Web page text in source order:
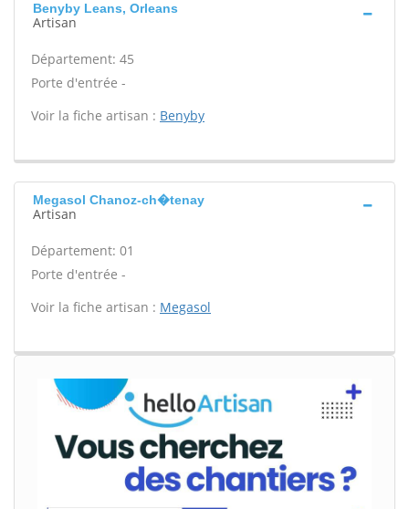
Benyby Leans, Orleans
Artisan
Département: 45
Porte d'entrée -
Voir la fiche artisan : Benyby
Megasol Chanoz-ch�tenay
Artisan
Département: 01
Porte d'entrée -
Voir la fiche artisan : Megasol